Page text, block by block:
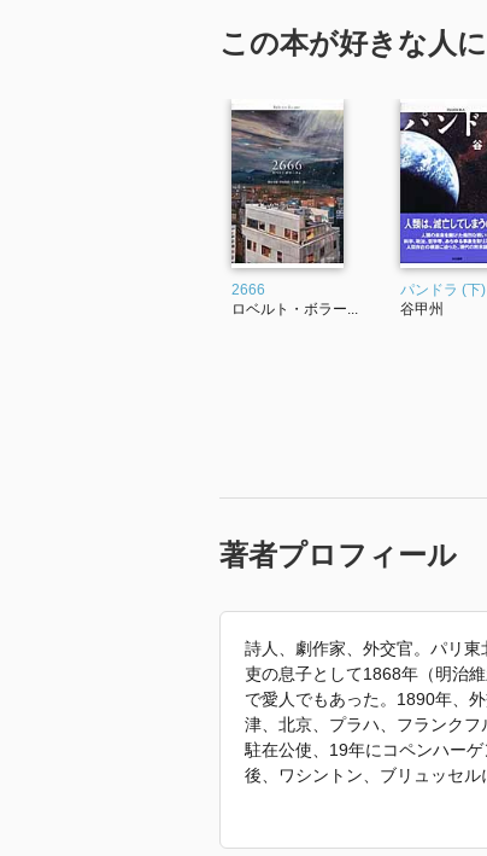
この本が好きな人
2666
ロベルト・ボラー...
パンドラ (下)
谷甲州
著者プロフィール
詩人、劇作家、外交官。パリ
吏の息子として1868年（明治
で愛人でもあった。1890年、
津、北京、プラハ、フランク
駐在公使、19年にコペンハー
後、ワシントン、ブリュッセ
の東、約50キロ）の敷地内に